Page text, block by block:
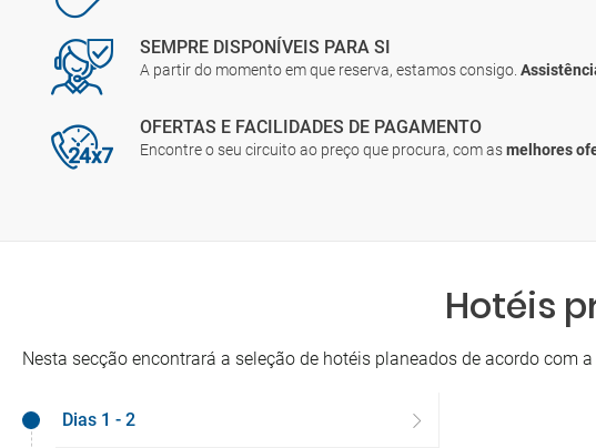
SEMPRE DISPONÍVEIS PARA SI
A partir do momento em que reserva, estamos consigo.
OFERTAS E FACILIDADES DE PAGAMENTO
Encontre o seu circuito ao preço que procura, com asmelhores
Hotéis
Nesta secção encontrará a seleção de hotéis planeados de acordo com
Dias 1 - 2